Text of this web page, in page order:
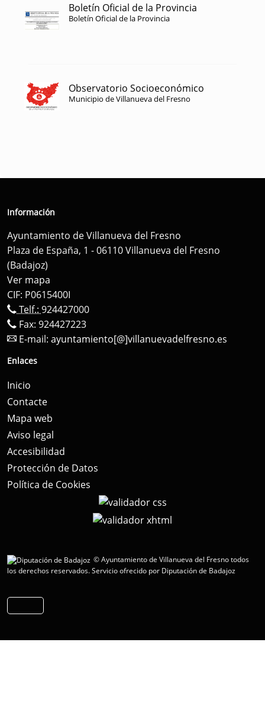
Boletín Oficial de la Provincia
Boletín Oficial de la Provincia
Observatorio Socioeconómico
Municipio de Villanueva del Fresno
Información
Ayuntamiento de Villanueva del Fresno
Plaza de España, 1 - 06110 Villanueva del Fresno
(Badajoz)
Ver mapa
CIF: P0615400I
Telf.: 924427000
Fax: 924427223
E-mail: ayuntamiento[@]villanuevadelfresno.es
Enlaces
Inicio
Contacte
Mapa web
Aviso legal
Accesibilidad
Protección de Datos
Política de Cookies
© Ayuntamiento de Villanueva del Fresno todos
los derechos reservados.Servicio ofrecido por Diputación de Badajoz